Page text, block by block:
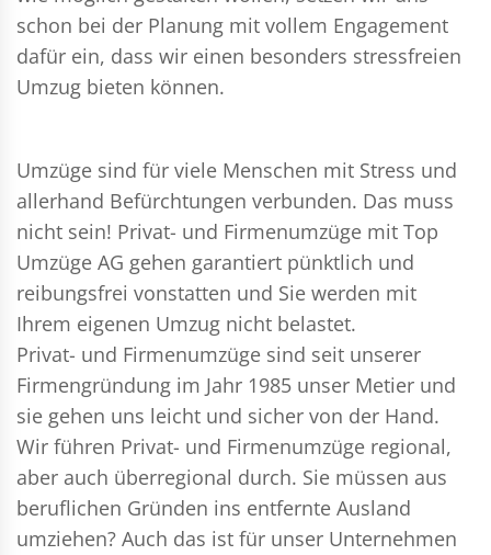
schon bei der Planung mit vollem Engagement
dafür ein, dass wir einen besonders stressfreien
Umzug bieten können.
Umzüge sind für viele Menschen mit Stress und
allerhand Befürchtungen verbunden. Das muss
nicht sein! Privat- und Firmenumzüge mit Top
Umzüge AG gehen garantiert pünktlich und
reibungsfrei vonstatten und Sie werden mit
Ihrem eigenen Umzug nicht belastet.
Privat- und Firmenumzüge sind seit unserer
Firmengründung im Jahr 1985 unser Metier und
sie gehen uns leicht und sicher von der Hand.
Wir führen Privat- und Firmenumzüge regional,
aber auch überregional durch. Sie müssen aus
beruflichen Gründen ins entfernte Ausland
umziehen? Auch das ist für unser Unternehmen